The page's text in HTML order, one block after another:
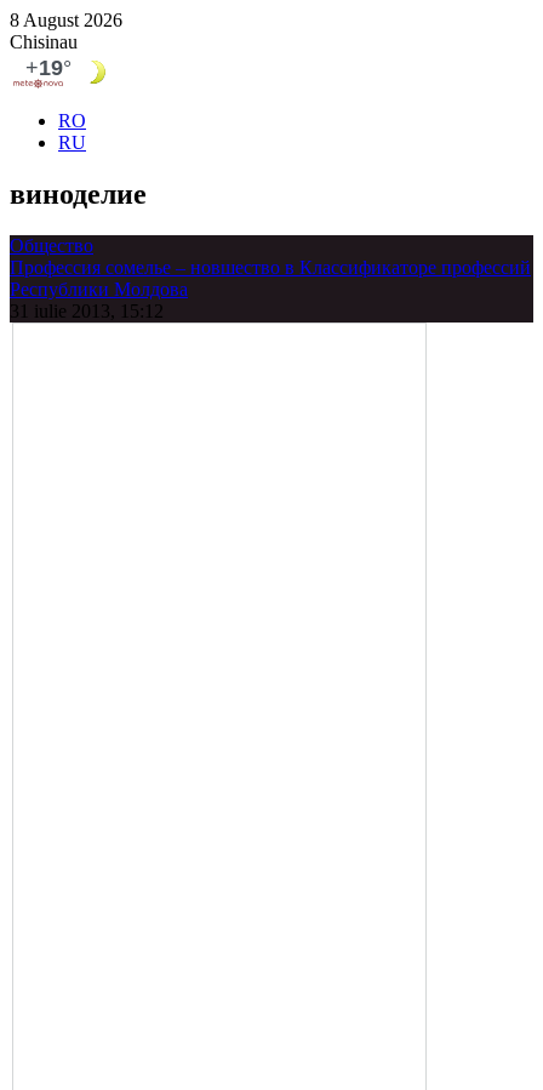
8 August 2026
Chisinau
RO
RU
виноделие
Общество
Профессия сомелье – новшество в Классификаторе профессий
Республики Молдова
31 iulie 2013, 15:12